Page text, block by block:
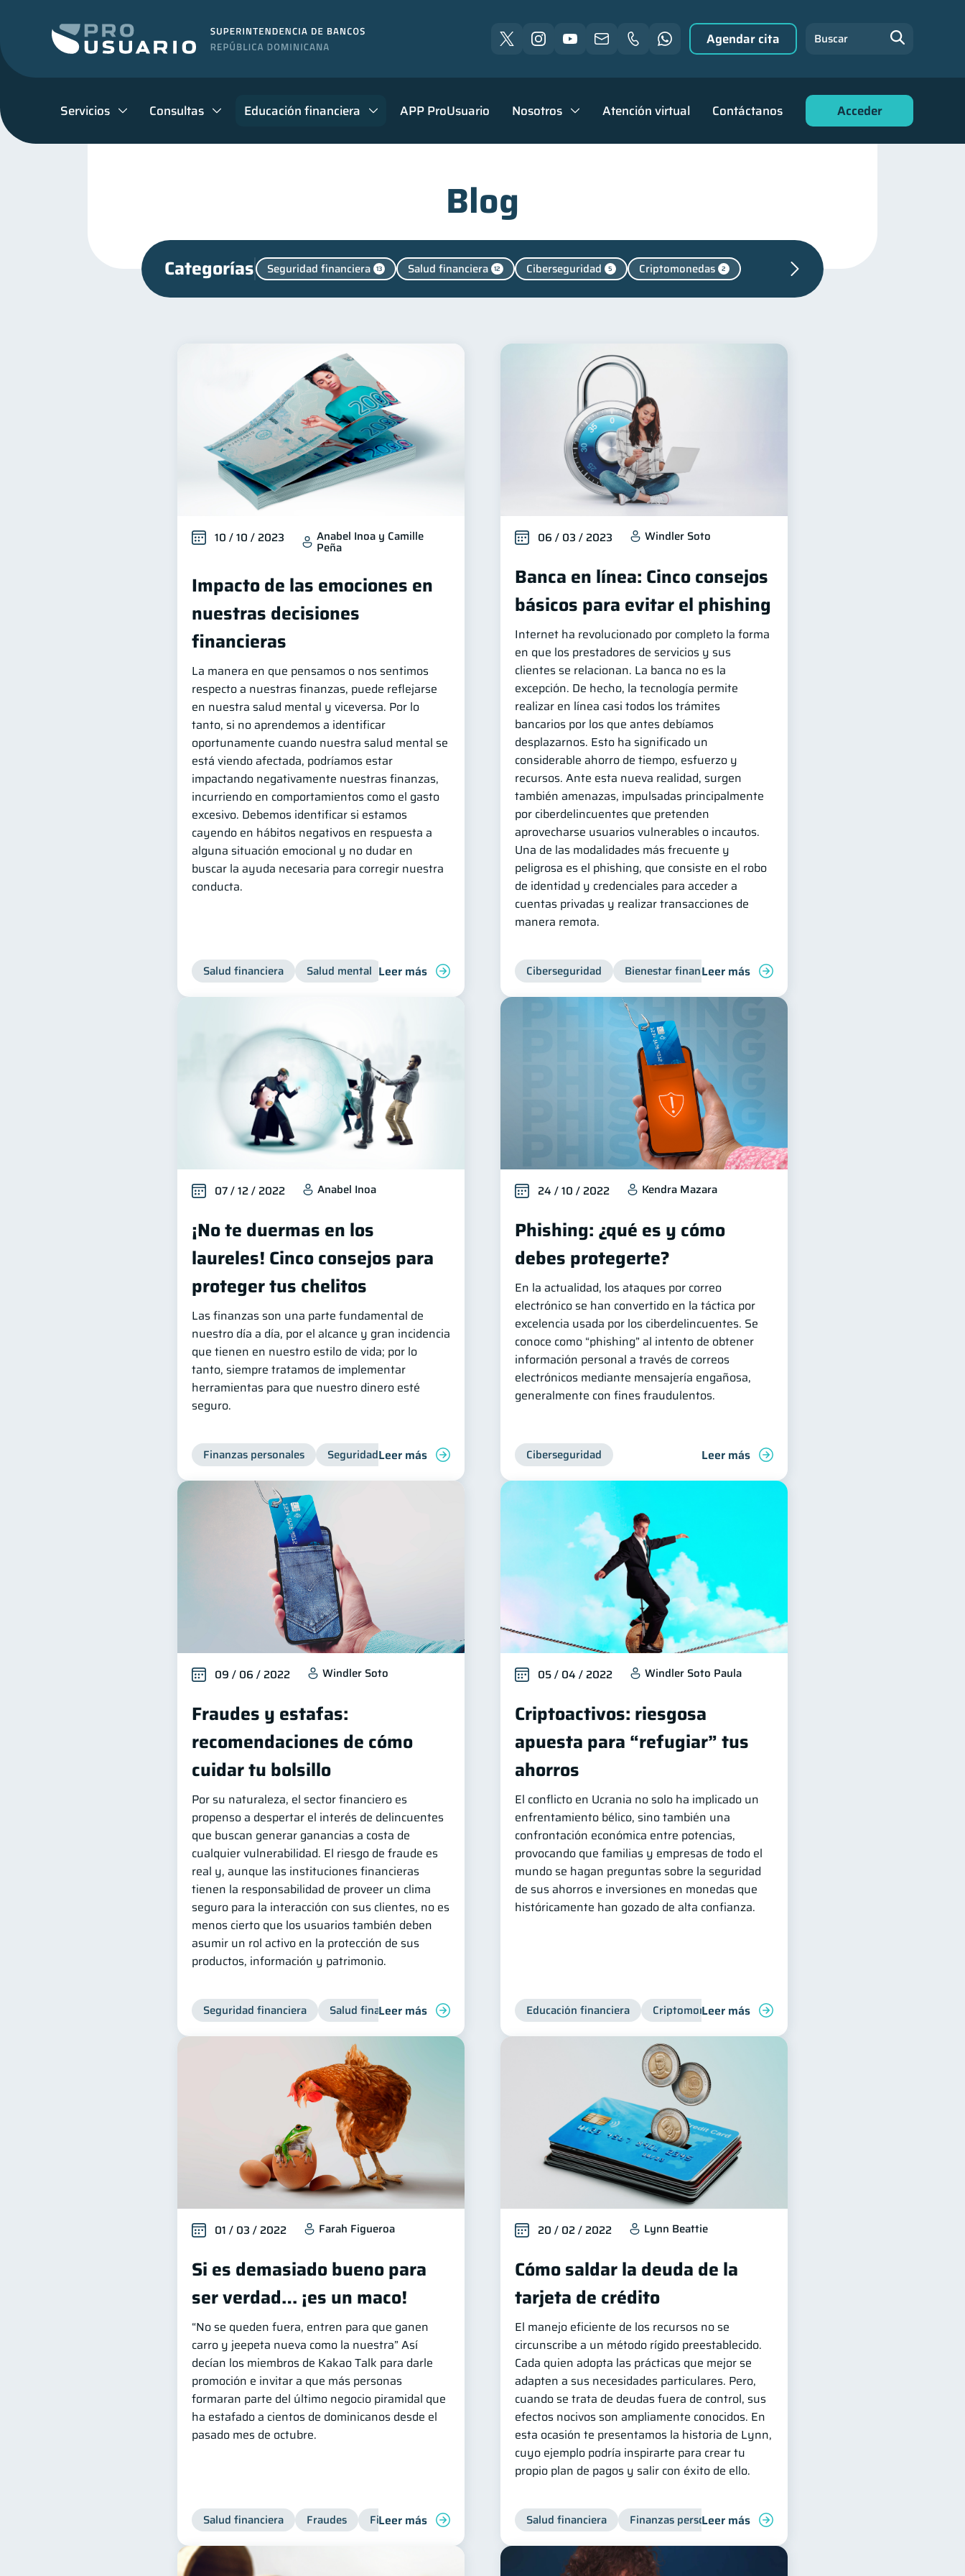
Servicios Consultas Educación financiera APP ProUsuario Nosotros Atención virtual Contáctanos Acceder
Agendar cita Buscar
Blog
Categorías Seguridad financiera 13 Salud financiera 12 Ciberseguridad 5 Criptomonedas 2
Préstamos Tarjeta de crédito
Servicios 4 Superintendencia de Bancos
Cuenta Abandonada 2 Inversiones 2 Finanzas Personales 1
Educación Financiera 1 Fraudes 1 Mipymes Información financiera inversiones
Salud mental ahorro 1 Retiro 1 Doble sueldo Gasto responsable 1 información financiera
10 / 10 / 2023 Anabel Inoa y Camille
Peña
Impacto de las emociones en
nuestras decisiones
financieras
La manera en que pensamos o nos sentimos
respecto a nuestras finanzas, puede reflejarse
en nuestra salud mental y viceversa. Por lo
tanto, si no aprendemos a identificar
oportunamente cuando nuestra salud mental se
está viendo afectada, podríamos estar
impactando negativamente nuestras finanzas,
incurriendo en comportamientos como el gasto
excesivo. Debemos identificar si estamos
cayendo en hábitos negativos en respuesta a
alguna situación emocional y no dudar en
buscar la ayuda necesaria para corregir nuestra
conducta.
Salud financiera Salud mental Inclusión financiera Finanzas para jóvenes Manejo de deudas Finanzas familiares
Leer más
06 / 03 / 2023 Windler Soto
Banca en línea: Cinco consejos
básicos para evitar el phishing
Internet ha revolucionado por completo la forma
en que los prestadores de servicios y sus
clientes se relacionan. La banca no es la
excepción. De hecho, la tecnología permite
realizar en línea casi todos los trámites
bancarios por los que antes debíamos
desplazarnos. Esto ha significado un
considerable ahorro de tiempo, esfuerzo y
recursos. Ante esta nueva realidad, surgen
también amenazas, impulsadas principalmente
por ciberdelincuentes que pretenden
aprovecharse usuarios vulnerables o incautos.
Una de las modalidades más frecuente y
peligrosa es el phishing, que consiste en el robo
de identidad y credenciales para acceder a
cuentas privadas y realizar transacciones de
manera remota.
Ciberseguridad Bienestar financieroLeer más
07 / 12 / 2022 Anabel Inoa
¡No te duermas en los
laureles! Cinco consejos para
proteger tus chelitos
Las finanzas son una parte fundamental de
nuestro día a día, por el alcance y gran incidencia
que tienen en nuestro estilo de vida; por lo
tanto, siempre tratamos de implementar
herramientas para que nuestro dinero esté
seguro.
Finanzas personales Seguridad financiera Ciberseguridad Inclusión financiera Finanzas para jóvenes
Leer más
24 / 10 / 2022 Kendra Mazara
Phishing: ¿qué es y cómo
debes protegerte?
En la actualidad, los ataques por correo
electrónico se han convertido en la táctica por
excelencia usada por los ciberdelincuentes. Se
conoce como “phishing” al intento de obtener
información personal a través de correos
electrónicos mediante mensajería engañosa,
generalmente con fines fraudulentos.
Ciberseguridad Leer más
09 / 06 / 2022 Windler Soto
Fraudes y estafas:
recomendaciones de cómo
cuidar tu bolsillo
Por su naturaleza, el sector financiero es
propenso a despertar el interés de delincuentes
que buscan generar ganancias a costa de
cualquier vulnerabilidad. El riesgo de fraude es
real y, aunque las instituciones financieras
tienen la responsabilidad de proveer un clima
seguro para la interacción con sus clientes, no es
menos cierto que los usuarios también deben
asumir un rol activo en la protección de sus
productos, información y patrimonio.
Seguridad financiera Salud financiera
Leer más
05 / 04 / 2022 Windler Soto Paula
Criptoactivos: riesgosa
apuesta para “refugiar” tus
ahorros
El conflicto en Ucrania no solo ha implicado un
enfrentamiento bélico, sino también una
confrontación económica entre potencias,
provocando que familias y empresas de todo el
mundo se hagan preguntas sobre la seguridad
de sus ahorros e inversiones en monedas que
históricamente han gozado de alta confianza.
Educación financiera CriptomonedasLeer más
01 / 03 / 2022 Farah Figueroa
Si es demasiado bueno para
ser verdad… ¡es un maco!
“No se queden fuera, entren para que ganen
carro y jeepeta nueva como la nuestra” Así
decían los miembros de Kakao Talk para darle
promoción e invitar a que más personas
formaran parte del último negocio piramidal que
ha estafado a cientos de dominicanos desde el
pasado mes de octubre.
Salud financiera Fraudes Finanzas personales
Leer más
20 / 02 / 2022 Lynn Beattie
Cómo saldar la deuda de la
tarjeta de crédito
El manejo eficiente de los recursos no se
circunscribe a un método rígido preestablecido.
Cada quien adopta las prácticas que mejor se
adapten a sus necesidades particulares. Pero,
cuando se trata de deudas fuera de control, sus
efectos nocivos son ampliamente conocidos. En
esta ocasión te presentamos la historia de Lynn,
cuyo ejemplo podría inspirarte para crear tu
propio plan de pagos y salir con éxito de ello.
Salud financiera Finanzas personales Deudas
Leer más